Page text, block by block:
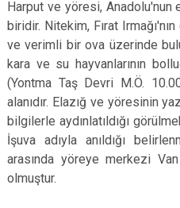
Harput ve yöresi,
biridir. Nitekim, Fırat
ve verimli bir ova üzerinde
kara ve su hayvanlarının
(Yontma Taş Devri M.Ö.
alanıdır. Elazığ ve yöresinin
bilgilerle aydınlatıldığı
İşuva adıyla anıldığı
arasında yöreye merkezi
olmuştur.